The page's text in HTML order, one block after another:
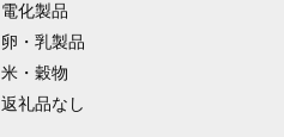
電化製品
卵・乳製品
米・穀物
返礼品なし